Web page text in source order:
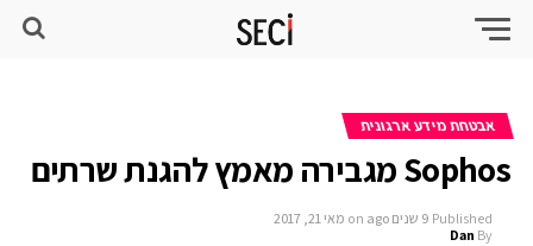
אבטחת מידע ארגונית
Sophos מגבירה מאמץ להגנת שרתים
Published 9 שנים ago on מאי 21, 2017
By
Dan